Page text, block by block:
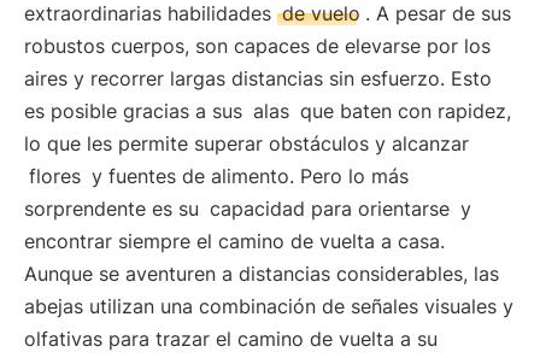
extraordinarias habilidades de vuelo . A pesar de sus
robustos cuerpos, son capaces de elevarse por los
aires y recorrer largas distancias sin esfuerzo. Esto
es posible gracias a sus alas que baten con rapidez,
lo que les permite superar obstáculos y alcanzar
flores y fuentes de alimento. Pero lo más
sorprendente es su capacidad para orientarse y
encontrar siempre el camino de vuelta a casa.
Aunque se aventuren a distancias considerables, las
abejas utilizan una combinación de señales visuales y
olfativas para trazar el camino de vuelta a su